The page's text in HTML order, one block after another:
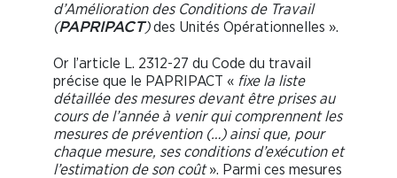
d’Amélioration des Conditions de Travail
(PAPRIPACT)des Unités Opérationnelles ».
Or l’article L. 2312-27 du Code du travail
précise que le PAPRIPACT « fixe la liste
détaillée des mesures devant être prises au
cours de l’année à venir qui comprennent les
mesures de prévention (…) ainsi que, pour
chaque mesure, ses conditions d’exécution et
l’estimation de son coût». Parmi ces mesures